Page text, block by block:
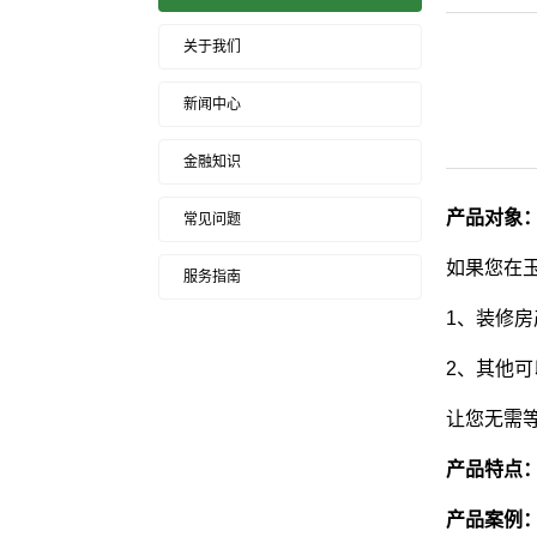
关于我们
新闻中心
金融知识
常见问题
服务指南
产品对象
如果您在
1、装修
2、其他
让您无需
产品特点
产品案例